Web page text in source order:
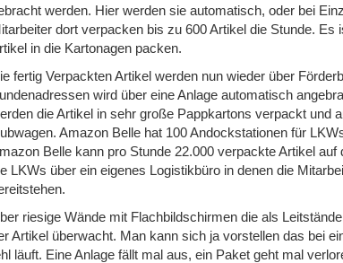
werden. Hier werden sie automatisch, oder bei
dort verpacken bis zu 600 Artikel die Stunde.
in die Kartonagen packen.
fertig Verpackten Artikel werden nun wieder über
wird über eine Anlage automatisch
die Artikel in sehr große Pappkartons verpackt und
Amazon Belle hat 100 Andockstationen für
Belle kann pro Stunde 22.000 verpackte Artikel
LKWs über ein eigenes Logistikbüro in denen die
riesige Wände mit Flachbildschirmen die als
Artikel überwacht. Man kann sich ja vorstellen das bei
läuft. Eine Anlage fällt mal aus, ein Paket geht mal